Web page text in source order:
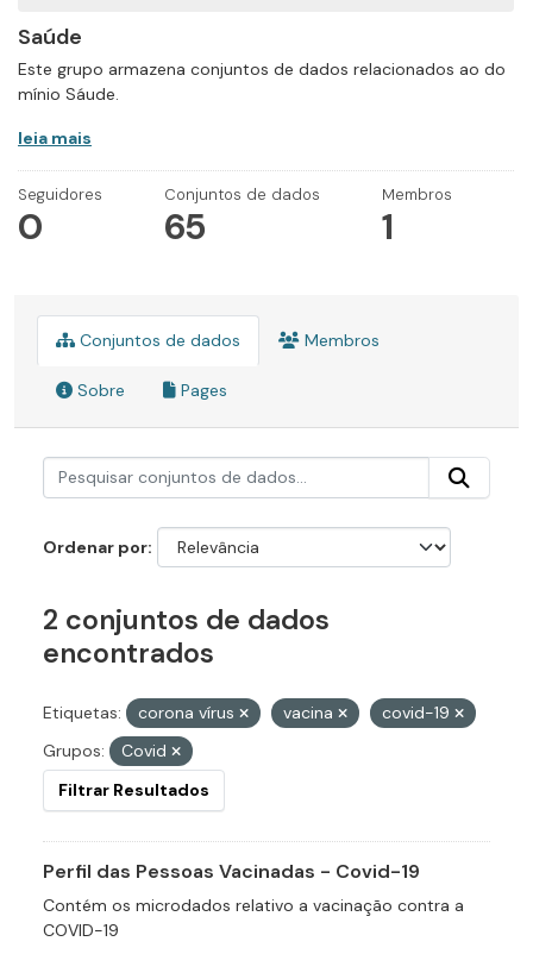
Saúde
Este grupo armazena conjuntos de dados relacionados ao do
mínio Sáude.
leia mais
Seguidores
0
Conjuntos de dados
65
Membros
1
Conjuntos de dados Membros
Sobre Pages
Ordenar por
2 conjuntos de dados
encontrados
Etiquetas: corona vírus vacina
covid-19
Grupos:
Covid
Filtrar Resultados
Perfil das Pessoas Vacinadas - Covid-19
Contém os microdados relativo a vacinação contra a
COVID-19